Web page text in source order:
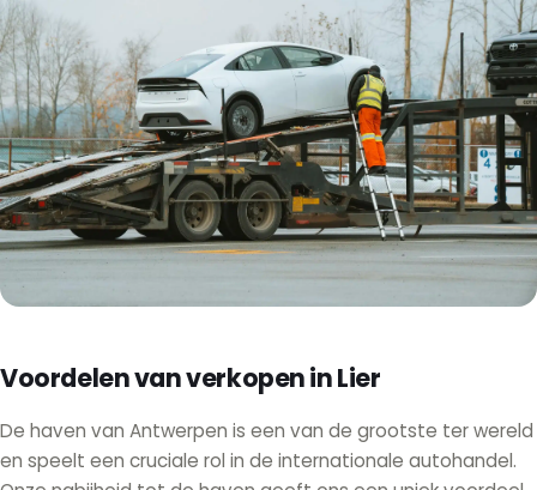
Voordelen van verkopen in Lier
De haven van Antwerpen is een van de grootste ter wereld
en speelt een cruciale rol in de internationale autohandel.